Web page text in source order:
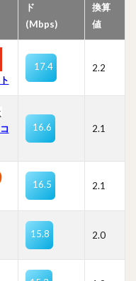
ド
(Mbps)
換算
値
17.4 2.2
16.6 2.1
16.5 2.1
15.8 2.0